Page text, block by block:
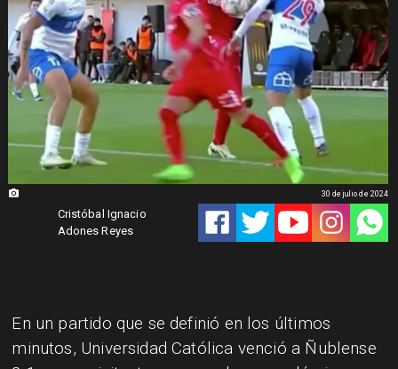
Cristóbal Ignacio
Adones Reyes
30 de julio de 2024
En un partido que se definió en los últimos
minutos, Universidad Católica venció a Ñublense